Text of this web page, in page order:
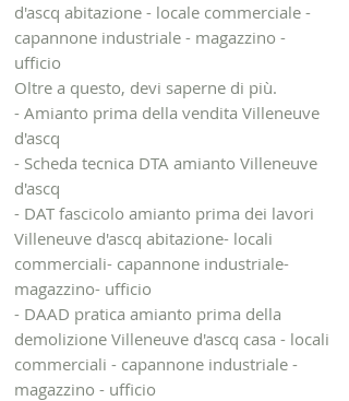
d'ascq abitazione - locale commerciale -
capannone industriale - magazzino -
ufficio
Oltre a questo, devi saperne di più.
- Amianto prima della vendita Villeneuve
d'ascq
- Scheda tecnica DTA amianto Villeneuve
d'ascq
- DAT fascicolo amianto prima dei lavori
Villeneuve d'ascq abitazione- locali
commerciali- capannone industriale-
magazzino- ufficio
- DAAD pratica amianto prima della
demolizione Villeneuve d'ascq casa - locali
commerciali - capannone industriale -
magazzino - ufficio